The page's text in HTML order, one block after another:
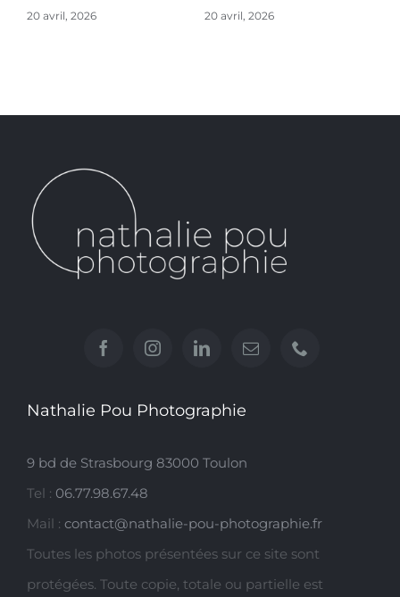
20 avril, 2026 20 avril, 2026
Nathalie Pou Photographie
9 bd de Strasbourg 83000 Toulon
Tel : 06.77.98.67.48
Mail : contact@nathalie-pou-photographie.fr
Toutes les photos présentées sur ce site sont
protégées. Toute copie, totale ou partielle est